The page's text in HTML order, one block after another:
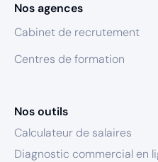
Nos agences
Cabinet de recrutement
Centres de formation
Nos outils
Calculateur de salaires
Diagnostic commercial en